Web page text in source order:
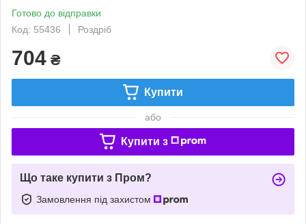
Готово до відправки
Код: 55436
Роздріб
704 ₴
Купити
або
Купити з
Що таке купити з Пром?
Замовлення під захистом